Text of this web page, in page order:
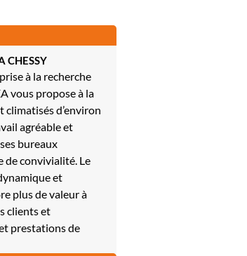
CHESSY
à la recherche
vous propose à la
climatisés d’environ
agréable et
bureaux
de convivialité. Le
et
plus de valeur à
clients et
prestations de